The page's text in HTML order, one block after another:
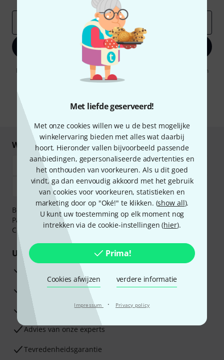
Met liefde geserveerd!
Met onze cookies willen we u de best mogelijke
winkelervaring bieden met alles wat daarbij
hoort. Hieronder vallen bijvoorbeeld passende
aanbiedingen, gepersonaliseerde advertenties en
het onthouden van voorkeuren. Als u dit goed
vindt, ga dan eenvoudig akkoord met het gebruik
van cookies voor voorkeuren, statistieken en
marketing door op "Oké!" te klikken. (show all).
U kunt uw toestemming op elk moment nog
intrekken via de cookie-instellingen (hier).
Prima!
Cookies afwijzen verdere informatie
Impressum · Privacy policy
Registreer nu
Door op "Registreer nu" te klikken, gaat u akkoord met het ontvangen
van e-mailreclame. U kunt zich op elk moment afmelden. Meer
* Benodigd
Winkel en betaal veilig
Betaalt u veilig en vertrouwd met Bankoverschrijving,
PayPal, iDEAL,Klarna Betaal Nu, Klarna Betaal in 3of
Creditcard.
Uw voordelen
3 jaar Thomann garantie
30 dagen Money Back-garantie
Reparatie Service
Advies van onze experts
Tevredenheidsgarantie